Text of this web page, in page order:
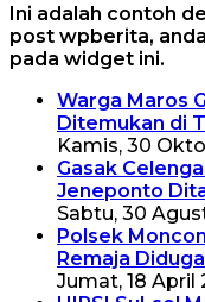
Ini adalah contoh
post wpberita,
pada widget ini.
Warga Maros
Ditemukan di
Kamis, 30
Gasak
Jeneponto
Sabtu, 30
Polsek
Remaja
Jumat, 18 April